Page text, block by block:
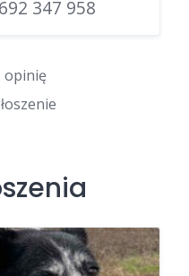
347 958
opinię